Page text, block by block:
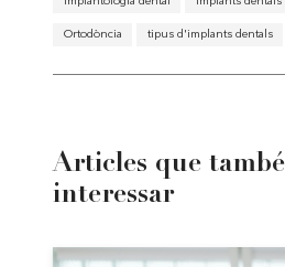
Ortodòncia tipus d'implants dentals
Articles que
interessar